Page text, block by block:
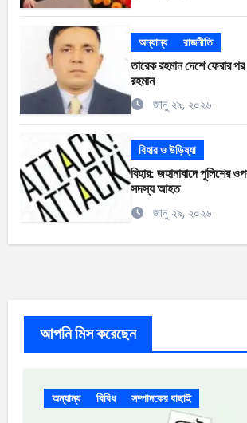
অন্যান্য রাজনীতি
তারেক রহমান দেশে ফেরার
রহমান
জানু ২৯, ২০২৬
বিহার ও উড়িষ্যা
বিহার: জহানাবাদে পুলিশের
সদস্য আহত
জানু ২৯, ২০২৬
আপনি মিস করেছেন
অন্যান্য বিবিধ সম্পাদকের বাছাই